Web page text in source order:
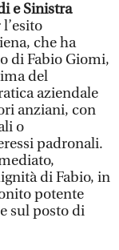
e Sinistra
che ha
di Fabio Giomi,
del
aziendale
anziani, con
o
padronali.
di Fabio, in
potente
sul posto di